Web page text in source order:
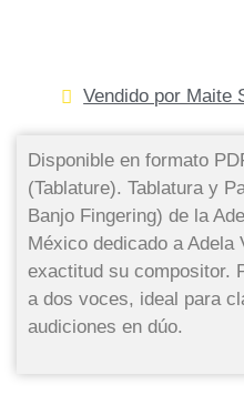
Vendido por Maite
Disponible en formato
(Tablature). Tablatura y
Banjo Fingering) de la
México dedicado a Adela
exactitud su compositor.
a dos voces, ideal para
audiciones en dúo.